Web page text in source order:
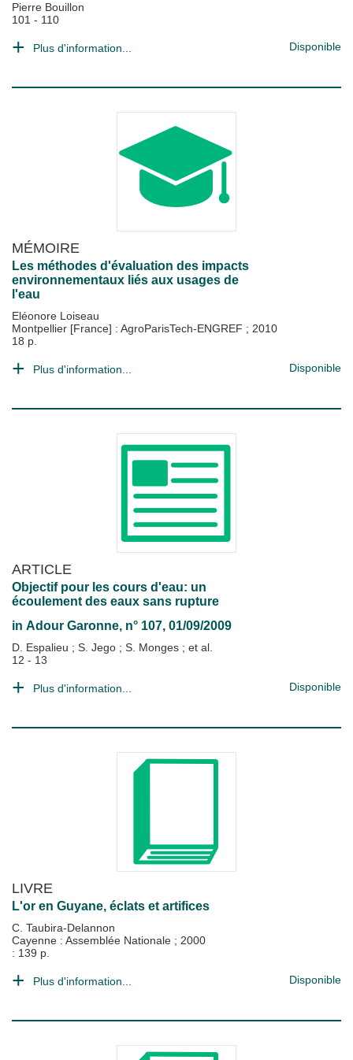
Pierre Bouillon
101 - 110
Plus d'information... Disponible
MÉMOIRE
Les méthodes d'évaluation des impacts
environnementaux liés aux usages de
l'eau
Eléonore Loiseau
Montpellier [France] : AgroParisTech-ENGREF ; 2010
18 p.
Plus d'information... Disponible
ARTICLE
Objectif pour les cours d'eau: un
écoulement des eaux sans rupture
in Adour Garonne, n° 107, 01/09/2009
D. Espalieu ; S. Jego ; S. Monges ; et al.
12 - 13
Plus d'information... Disponible
LIVRE
L'or en Guyane, éclats et artifices
C. Taubira-Delannon
Cayenne : Assemblée Nationale ; 2000
: 139 p.
Plus d'information... Disponible